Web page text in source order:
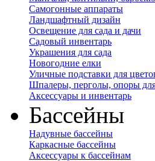
Самогонные аппараты
Ландшафтный дизайн
Освещение для сада и дачи
Садовый инвентарь
Украшения для сада
Новогодние елки
Уличные подставки для
Шпалеры, перголы, опоры
Аксессуары и инвентарь
Бассейны
Надувные бассейны
Каркасные бассейны
Аксессуары к бассейнам